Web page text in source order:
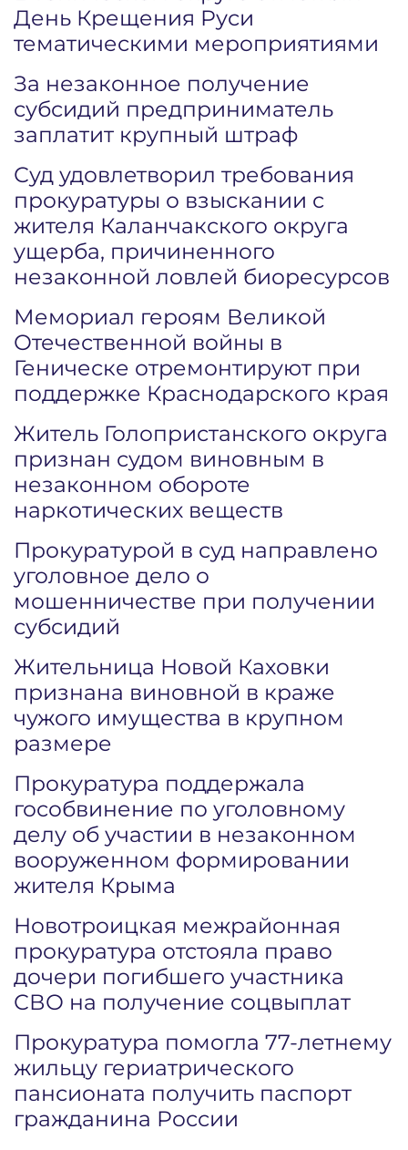
День Крещения Руси
тематическими мероприятиями
За незаконное получение
субсидий предприниматель
заплатит крупный штраф
Суд удовлетворил требования
прокуратуры о взыскании с
жителя Каланчакского округа
ущерба, причиненного
незаконной ловлей биоресурсов
Мемориал героям Великой
Отечественной войны в
Геническе отремонтируют при
поддержке Краснодарского края
Житель Голопристанского округа
признан судом виновным в
незаконном обороте
наркотических веществ
Прокуратурой в суд направлено
уголовное дело о
мошенничестве при получении
субсидий
Жительница Новой Каховки
признана виновной в краже
чужого имущества в крупном
размере
Прокуратура поддержала
гособвинение по уголовному
делу об участии в незаконном
вооруженном формировании
жителя Крыма
Новотроицкая межрайонная
прокуратура отстояла право
дочери погибшего участника
СВО на получение соцвыплат
Прокуратура помогла 77-летнему
жильцу гериатрического
пансионата получить паспорт
гражданина России